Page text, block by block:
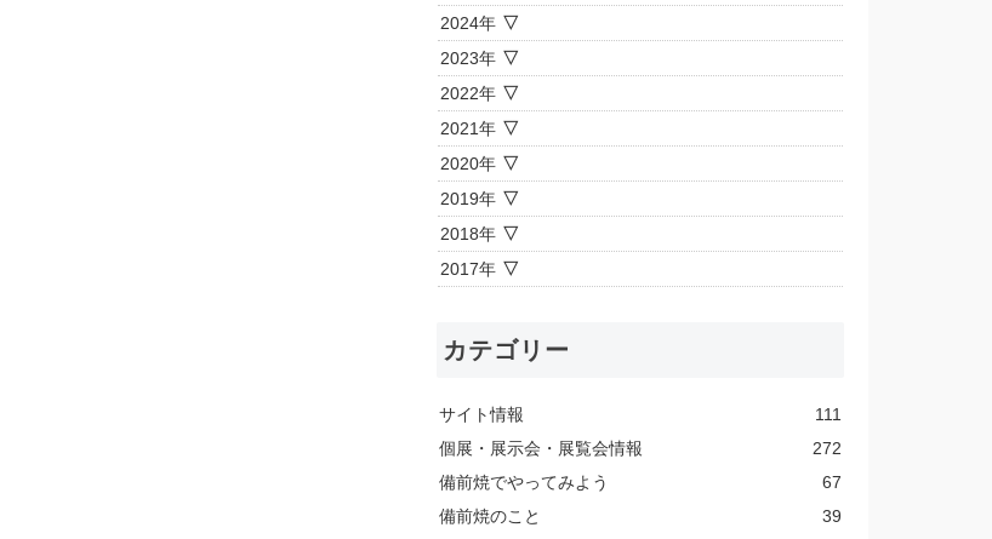
2024年
2023年
2022年
2021年
2020年
2019年
2018年
2017年
カテゴリー
サイト情報
111
個展・展示会・展覧会情報
272
備前焼でやってみよう
67
備前焼のこと
39